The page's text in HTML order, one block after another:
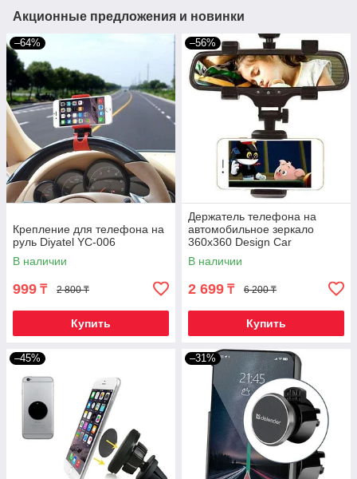
Акционные предложения и новинки
–64%
Крепление для телефона на
руль Diyatel YC-006
В наличии
999 ₸ 2 800 ₸
Купить
–56%
Держатель телефона на
автомобильное зеркало
360x360 Design Car
В наличии
2 699 ₸ 6 200 ₸
Купить
–45% –31%